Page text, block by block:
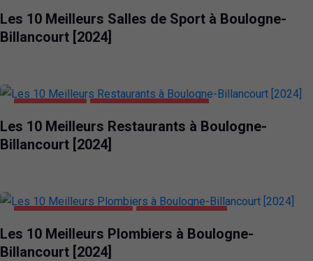
Les 10 Meilleurs Salles de Sport à Boulogne-
Billancourt [2024]
ALIMENTATION BOULOGNE-BILLANCOURT
Les 10 Meilleurs Restaurants à Boulogne-
Billancourt [2024]
BOULOGNE-BILLANCOURT MAISON ET JARDIN
Les 10 Meilleurs Plombiers à Boulogne-
Billancourt [2024]